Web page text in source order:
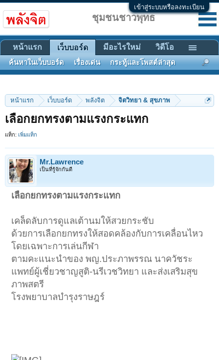
เข้าสู่ระบบหรือลงทะเบียน
หน้าแรก เว็บบอร์ด พลังจิต จิตวิทยา & สุขภาพ
เลือกยกทรงตามแรงกระแทก
แท็ก: เพิ่มแท็ก
Mr.Lawrence
เป็นที่รู้จักกันดี
เลือกยกทรงตามแรงกระแทก
เคล็ดลับการดูแลเต้านมให้สวยกระชับ
ด้วยการเลือกยกทรงให้สอดคล้องกับการเคลื่อนไหว
โดยเฉพาะการเล่นกีฬา
ตามคะแนะนำของ พญ.ประภาพรรณ นาควัชระ
แพทย์ผู้เชี่ยวชาญสูติ-นรีเวชวิทยา และส่งเสริมสุข
ภาพสตรี
โรงพยาบาลบำรุงราษฎร์
ชุมชนชาวพุทธ
หน้าแรก เว็บบอร์ด
ค้นหาในเว็บบอร์ด เรื่องเด่น กระทู้และโพสต์ล่าสุด
มีอะไรใหม่ วิดีโอ